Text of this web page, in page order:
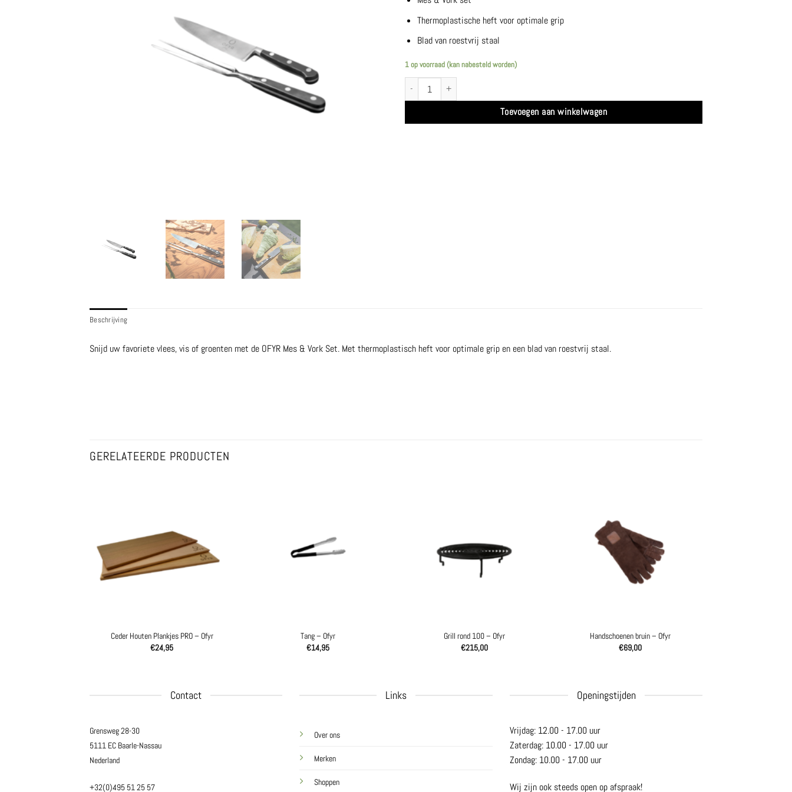
Thermoplastische heft voor optimale grip
Blad van roestvrij staal
1 op voorraad (kan nabesteld worden)
Mes & Vork set - Ofyr aantal
Toevoegen aan winkelwagen
Beschrijving
Snijd uw favoriete vlees, vis of groenten met de OFYR Mes & Vork Set. Met thermoplastisch heft voor optimale grip en een blad van roestvrij staal.
GERELATEERDE PRODUCTEN
Ceder Houten Plankjes PRO – Ofyr
€24,95
Tang – Ofyr
€14,95
Grill rond 100 – Ofyr
€215,00
Handschoenen bruin – Ofyr
€69,00
Contact
Grensweg 28-30
5111 EC Baarle-Nassau
Nederland
+32(0)495 51 25 57
Links
Over ons
Merken
Shoppen
Openingstijden
Vrijdag: 12.00 - 17.00 uur
Zaterdag: 10.00 - 17.00 uur
Zondag: 10.00 - 17.00 uur
Wij zijn ook steeds open op afspraak!